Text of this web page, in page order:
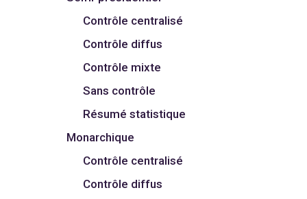
Contrôle centralisé
Contrôle diffus
Contrôle mixte
Sans contrôle
Résumé statistique
Monarchique
Contrôle centralisé
Contrôle diffus